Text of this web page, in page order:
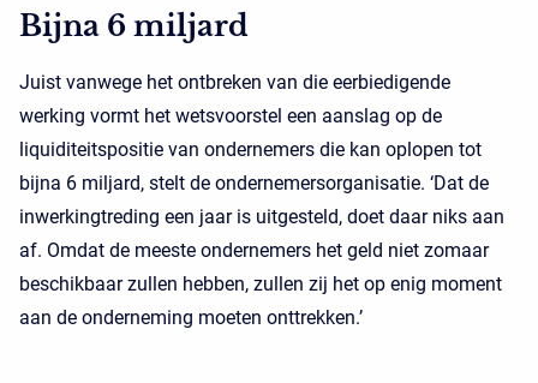
Bijna 6 miljard
Juist vanwege het ontbreken van die eerbiedigende
werking vormt het wetsvoorstel een aanslag op de
liquiditeitspositie van ondernemers die kan oplopen tot
bijna 6 miljard, stelt de ondernemersorganisatie. ‘Dat de
inwerkingtreding een jaar is uitgesteld, doet daar niks aan
af. Omdat de meeste ondernemers het geld niet zomaar
beschikbaar zullen hebben, zullen zij het op enig moment
aan de onderneming moeten onttrekken.’